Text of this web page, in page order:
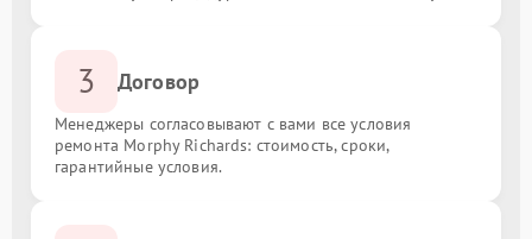
3 Договор
Менеджеры согласовывают с вами все условия
ремонта Morphy Richards: стоимость, сроки,
гарантийные условия.